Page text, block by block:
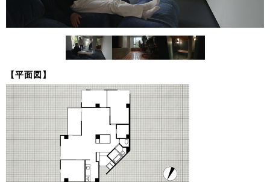
【平面図】